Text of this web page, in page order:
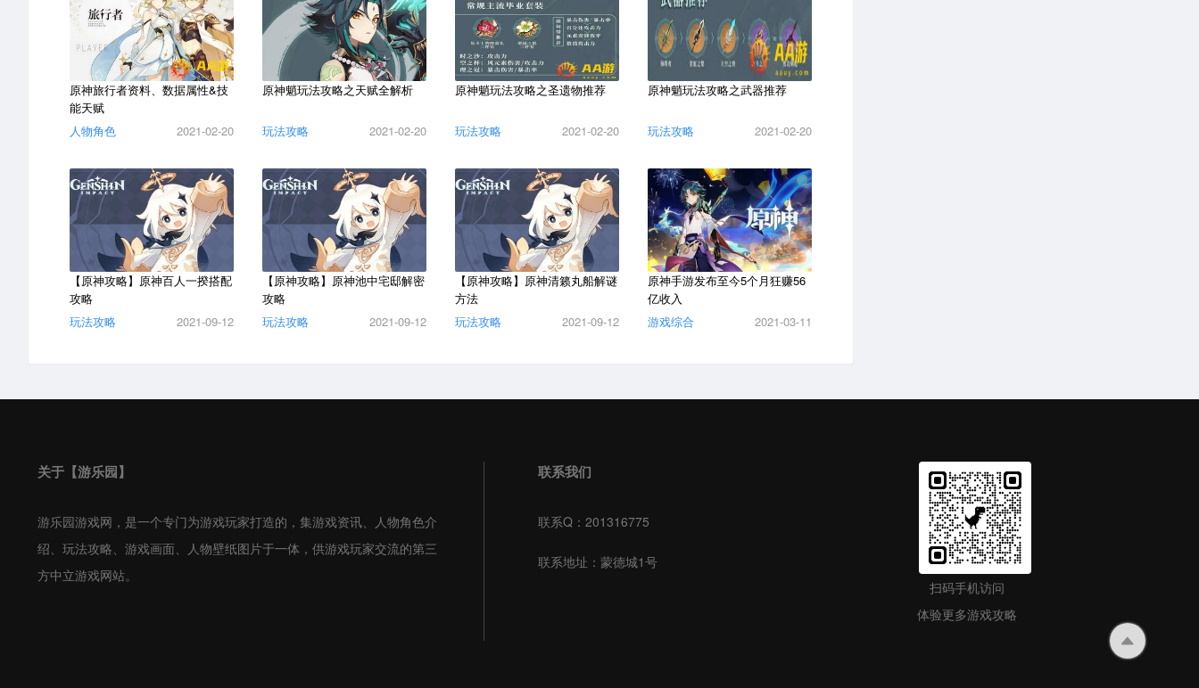
原神旅行者资料、数据属性&技
能天赋
人物角色
2021-02-20
原神魈玩法攻略之天赋全解析
玩法攻略 2021-02-20
原神魈玩法攻略之圣遗物推荐
玩法攻略 2021-02-20
原神魈玩法攻略之武器推荐
玩法攻略 2021-02-20
【原神攻略】原神百人一揆搭配
攻略
玩法攻略
2021-09-12
【原神攻略】原神池中宅邸解密
攻略
玩法攻略
2021-09-12
【原神攻略】原神清籁丸船解谜
方法
玩法攻略
2021-09-12
原神手游发布至今5个月狂赚56
亿收入
游戏综合
2021-03-11
关于【游乐园】
游乐园游戏网，是一个专门为游戏玩家打造的，集游戏资讯、人物角色介
绍、玩法攻略、游戏画面、人物壁纸图片于一体，供游戏玩家交流的第三
方中立游戏网站。
联系我们
联系Q：201316775
联系地址：蒙德城1号
扫码手机访问
体验更多游戏攻略